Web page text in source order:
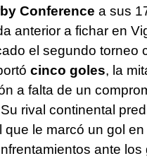
Conference a sus
anterior a fichar en
el segundo torneo
cinco goles, la
a falta de un
rival continental
que le marcó un gol
ante